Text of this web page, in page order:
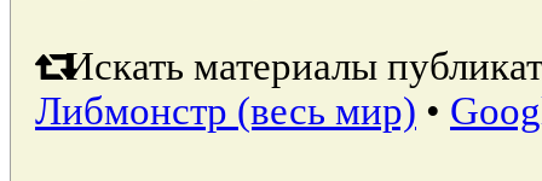
Искать материалы
Либмонстр (весь мир) •